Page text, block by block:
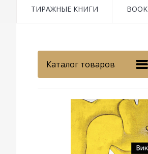
ТИРАЖНЫЕ КНИГИ
Каталог товаров